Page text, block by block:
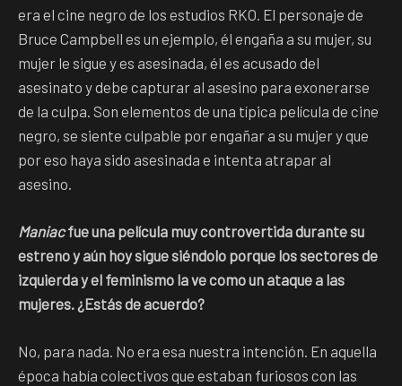
era el cine negro de los estudios RKO. El personaje de
Bruce Campbell es un ejemplo, él engaña a su mujer, su
mujer le sigue y es asesinada, él es acusado del
asesinato y debe capturar al asesino para exonerarse
de la culpa. Son elementos de una típica película de cine
negro, se siente culpable por engañar a su mujer y que
por eso haya sido asesinada e intenta atrapar al
asesino.
Maniacfue una película muy controvertida durante su
estreno y aún hoy sigue siéndolo porque los sectores de
izquierda y el feminismo la ve como un ataque a las
mujeres. ¿Estás de acuerdo?
No, para nada. No era esa nuestra intención. En aquella
época había colectivos que estaban furiosos con las